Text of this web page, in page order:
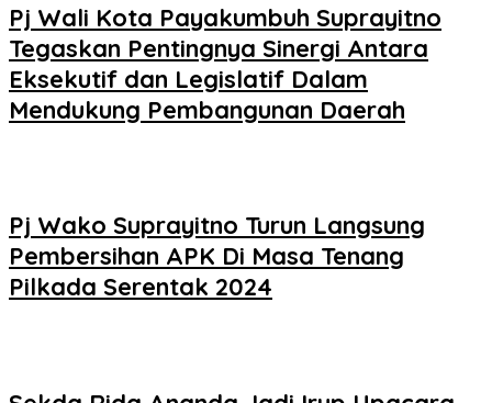
Pj Wali Kota Payakumbuh Suprayitno
Tegaskan Pentingnya Sinergi Antara
Eksekutif dan Legislatif Dalam
Mendukung Pembangunan Daerah
Pj Wako Suprayitno Turun Langsung
Pembersihan APK Di Masa Tenang
Pilkada Serentak 2024